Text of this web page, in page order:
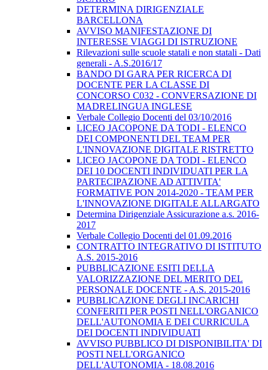
DETERMINA DIRIGENZIALE
BARCELLONA
AVVISO MANIFESTAZIONE DI
INTERESSE VIAGGI DI ISTRUZIONE
Rilevazioni sulle scuole statali e non statali - Dati
generali - A.S.2016/17
BANDO DI GARA PER RICERCA DI
DOCENTE PER LA CLASSE DI
CONCORSO C032 - CONVERSAZIONE DI
MADRELINGUA INGLESE
Verbale Collegio Docenti del 03/10/2016
LICEO JACOPONE DA TODI - ELENCO
DEI COMPONENTI DEL TEAM PER
L'INNOVAZIONE DIGITALE RISTRETTO
LICEO JACOPONE DA TODI - ELENCO
DEI 10 DOCENTI INDIVIDUATI PER LA
PARTECIPAZIONE AD ATTIVITA'
FORMATIVE PON 2014-2020 - TEAM PER
L'INNOVAZIONE DIGITALE ALLARGATO
Determina Dirigenziale Assicurazione a.s. 2016-
2017
Verbale Collegio Docenti del 01.09.2016
CONTRATTO INTEGRATIVO DI ISTITUTO
A.S. 2015-2016
PUBBLICAZIONE ESITI DELLA
VALORIZZAZIONE DEL MERITO DEL
PERSONALE DOCENTE - A.S. 2015-2016
PUBBLICAZIONE DEGLI INCARICHI
CONFERITI PER POSTI NELL'ORGANICO
DELL'AUTONOMIA E DEI CURRICULA
DEI DOCENTI INDIVIDUATI
AVVISO PUBBLICO DI DISPONIBILITA' DI
POSTI NELL'ORGANICO
DELL'AUTONOMIA - 18.08.2016